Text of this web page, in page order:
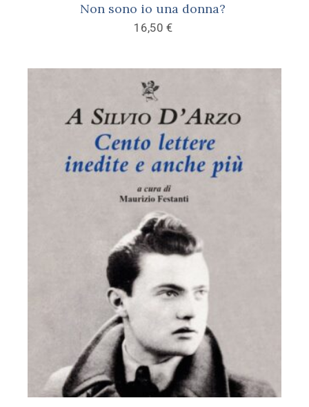
Non sono io una donna?
16,50 €